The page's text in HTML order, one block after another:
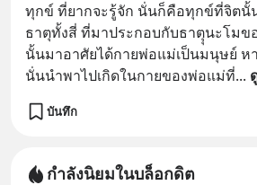
ทุกข์ ที่ยากจะรู้จัก นั่นก็คือทุกข์ที่จิตนั้
ธาตุทั้งสี่ ที่มาประกอบกับธาตุุนะโมข
นั้นมาอาศัยได้กายพ่อแม่เป็นมนุษย์ ห
นั่นนำพาไปเกิดในกายของพ่อแม่ที่...
บันทึก
กำลังนิยมในบล็อกดิต